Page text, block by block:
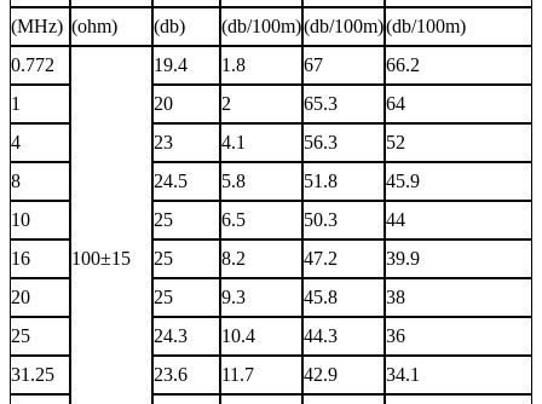
(MHz) (ohm) (db) (db/100m)(db/100m)(db/100m)
0.772
100±15
19.4 1.8 67
66.2
1
20 2 65.3
64
4
23 4.1 56.3
52
8
24.5 5.8 51.8
45.9
10
25 6.5 50.3
44
16
25 8.2 47.2
39.9
20
25 9.3 45.8
38
25
24.3 10.4 44.3
36
31.25
23.6 11.7 42.9
34.1